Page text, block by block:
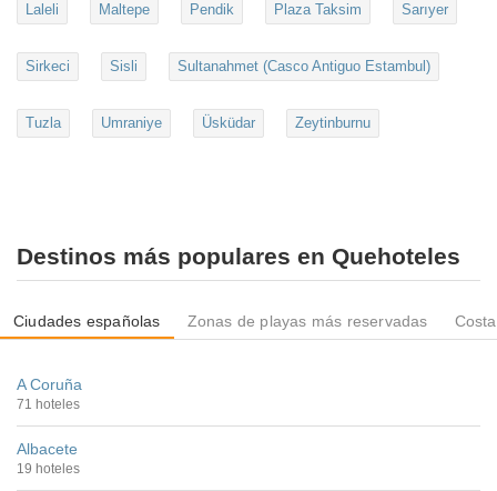
Laleli Maltepe Pendik Plaza Taksim Sarıyer
Sirkeci Sisli Sultanahmet (Casco Antiguo Estambul)
Tuzla Umraniye Üsküdar Zeytinburnu
Destinos más populares en Quehoteles
Ciudades españolas Zonas de playas más reservadas
A Coruña
71 hoteles
Albacete
19 hoteles